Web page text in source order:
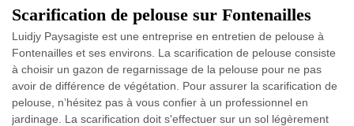
Scarification de pelouse sur Fontenailles
Luidjy Paysagiste est une entreprise en entretien de pelouse à
Fontenailles et ses environs. La scarification de pelouse consiste
à choisir un gazon de regarnissage de la pelouse pour ne pas
avoir de différence de végétation. Pour assurer la scarification de
pelouse, n’hésitez pas à vous confier à un professionnel en
jardinage. La scarification doit s'effectuer sur un sol légèrement